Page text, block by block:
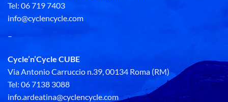
Tel: 06 719 7403
info@cyclencycle.com
–
Cycle’n’Cycle CUBE
Via Antonio Carruccio n.39, 00134 Roma (RM)
Tel: 06 7138 3088
info.ardeatina@cyclencycle.com